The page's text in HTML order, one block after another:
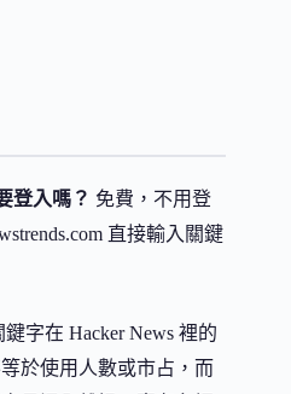
登入嗎？ 免費，不用登
直接輸入關鍵
字在 Hacker News 裡的
於使用人數或市占，而